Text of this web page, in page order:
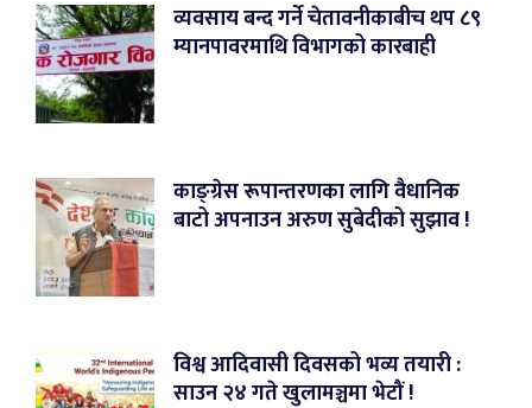
व्यवसाय बन्द गर्ने चेतावनीकाबीच थप ८९
म्यानपावरमाथि विभागको कारबाही
काङ्ग्रेस रूपान्तरणका लागि वैधानिक
बाटो अपनाउन अरुण सुबेदीको सुझाव !
विश्व आदिवासी दिवसको भव्य तयारी :
साउन २४ गते खुलामञ्चमा भेटौं !